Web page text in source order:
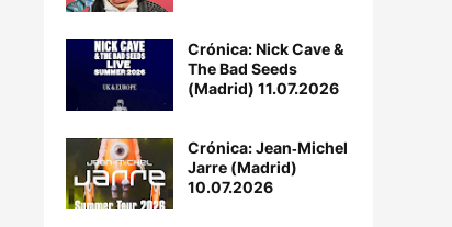
Crónica: Nick Cave &
The Bad Seeds
(Madrid) 11.07.2026
Crónica: Jean‐Michel
Jarre (Madrid)
10.07.2026